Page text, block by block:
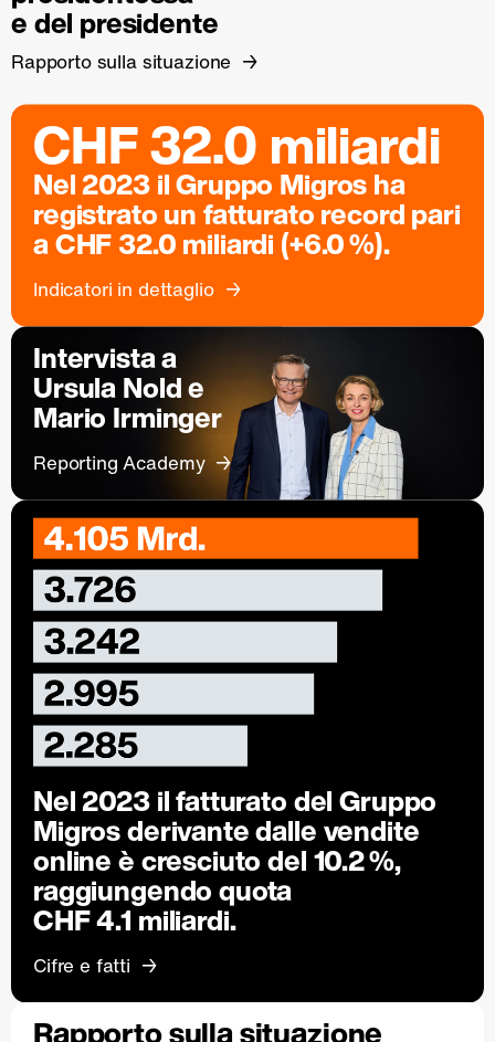
e del presidente
Rapporto sulla situazione
CHF 32.0 miliardi
Nel 2023 il Gruppo Migros ha
registrato un fatturato record pari
a CHF 32.0 miliardi (+6.0 %).
Indicatori in dettaglio
Intervista a
Ursula Nold e
Mario Irminger
Reporting Academy
Nel 2023 il fatturato del Gruppo
Migros derivante dalle vendite
online è cresciuto del 10.2 %,
raggiungendo quota
CHF 4.1 miliardi.
Cifre e fatti
Rapporto sulla situazione